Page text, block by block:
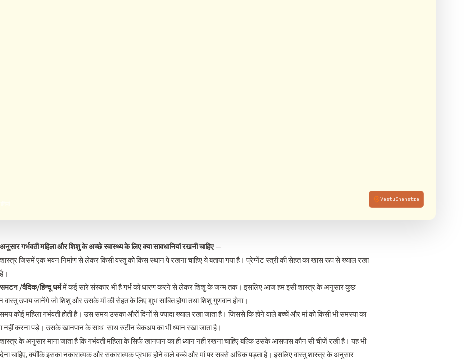
VastuShahstra
गर्भवती महिला और शिशु के अच्छे स्वास्थ्य के लिए क्या सावधानियां रखनी चाहिए —
जिसमें एक भवन निर्माण से लेकर किसी वस्तु को किस स्थान पे रखना चाहिए ये बताया गया है। प्रेग्नेंट स्त्री की सेहत का खास रूप से ख्याल रखा
/वैदिक/हिन्दू धर्ममें कई सारे संस्कार भी है गर्भ को धारण करने से लेकर शिशु के जन्म तक। इसलिए आज हम इसी शास्त्र के अनुसार कुछ
उपाय जानेंगे जो शिशु और उसके माँ की सेहत के लिए शुभ साबित होगा तथा शिशु गुणवान होगा।
कोई महिला गर्भवती होती है। उस समय उसका औरों दिनों से ज्यादा ख्याल रखा जाता है। जिससे कि होने वाले बच्चें और मां को किसी भी समस्या का
नहीं करना पड़े। उसके खानपान के साथ-साथ रुटीन चेकअप का भी ध्यान रखा जाता है।
के अनुसार माना जाता है कि गर्भवती महिला के सिर्फ खानपान का ही ध्यान नहीं रखना चाहिए बल्कि उसके आसपास कौन सी चीजें रखी है। यह भी
चाहिए, क्योंकि इसका नकारात्मक और सकारात्मक प्रभाव होने वाले बच्चे और मां पर सबसे अधिक पड़ता है। इसलिए वास्तु शास्त्र के अनुसार